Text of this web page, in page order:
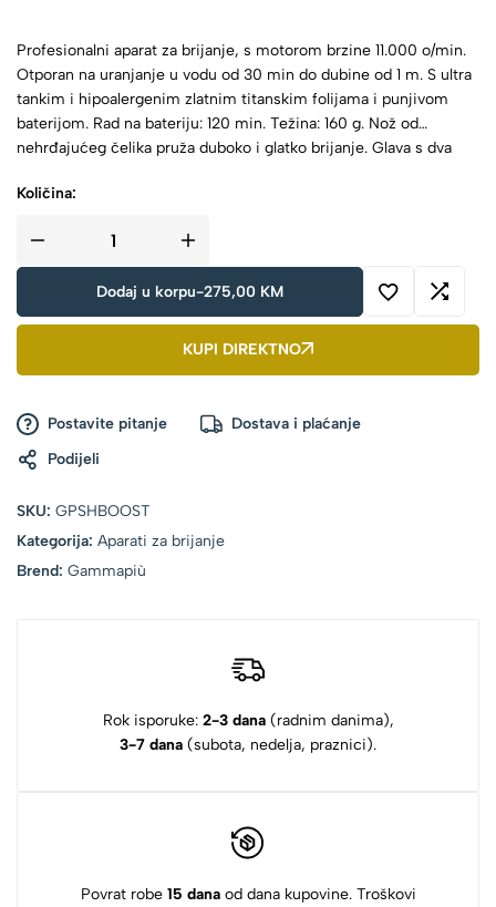
Profesionalni aparat za brijanje, s motorom brzine 11.000 o/min.
Otporan na uranjanje u vodu od 30 min do dubine od 1 m. S ultra
tankim i hipoalergenim zlatnim titanskim folijama i punjivom
baterijom. Rad na bateriju: 120 min. Težina: 160 g. Nož od
nehrđajućeg čelika pruža duboko i glatko brijanje. Glava s dva
dlačice.
Količina:
Dodaj u korpu-275,00 KM
KUPI DIREKTNO
Postavite pitanje
Dostava i plaćanje
Podijeli
SKU: GPSHBOOST
Kategorija: Aparati za brijanje
Brend: Gammapiù
Rok isporuke: 2-3 dana(radnim danima),
3-7 dana (subota, nedelja, praznici).
Povrat robe 15 danaod dana kupovine. Troškovi